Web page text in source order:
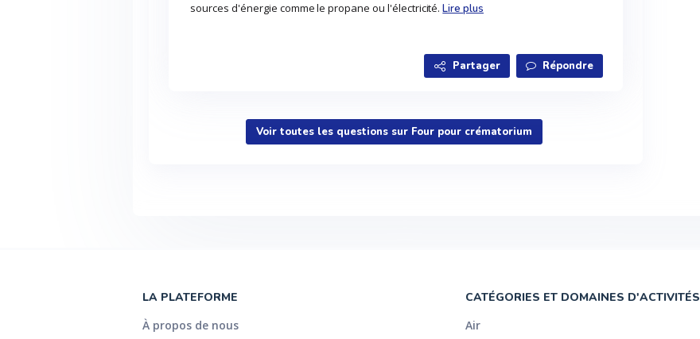
sources d'énergie comme le propane ou l'électricité.Lire plus
Partager Répondre
Voir toutes les questions sur Four pour crématorium
LA PLATEFORME
À propos de nous
CATÉGORIES ET DOMAINES D'ACTIVITÉS
Air